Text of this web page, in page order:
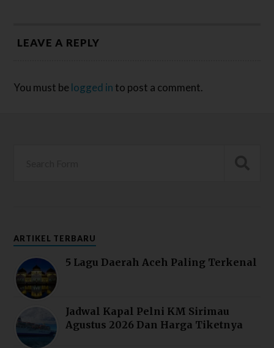
LEAVE A REPLY
You must be logged in to post a comment.
ARTIKEL TERBARU
5 Lagu Daerah Aceh Paling Terkenal
Jadwal Kapal Pelni KM Sirimau
Agustus 2026 Dan Harga Tiketnya